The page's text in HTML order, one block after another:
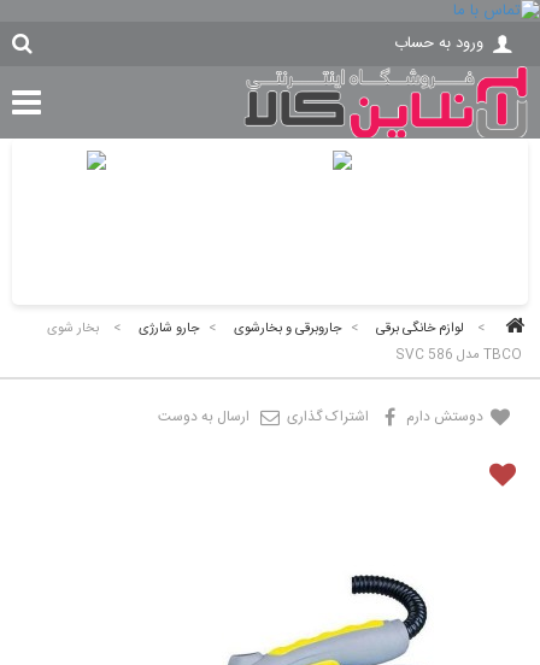
ورود به حساب
> لوازم خانگی برقی > جاروبرقی و بخارشوی > جارو شارژی >
بخار شوی
TBCO مدل SVC 586
دوستش دارم اشتراک گذاری ارسال به دوست